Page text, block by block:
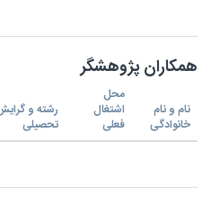
همکاران پژوهشگر
نام و نام
خانوادگی
محل
اشتغال
فعلی
رشته و
تحصیلی